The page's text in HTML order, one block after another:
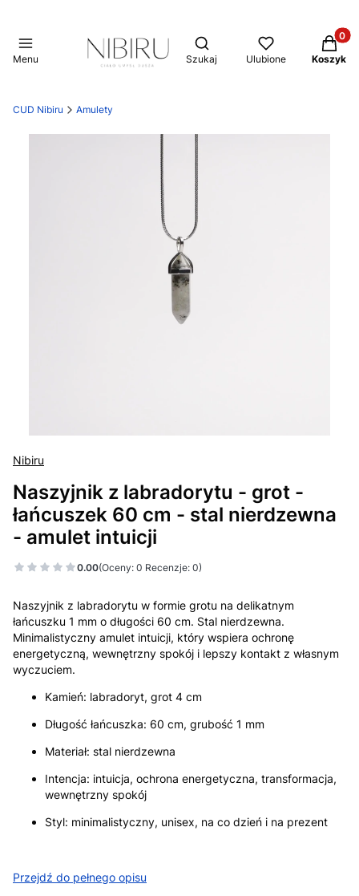
Menu
Otwórz wyszukiwarkę
Szukaj Ulubione Koszyk
CUD Nibiru Amulety
Nibiru
Naszyjnik z labradorytu - grot -
łańcuszek 60 cm - stal nierdzewna
- amulet intuicji
0.00(Oceny: 0 Recenzje: 0)
Naszyjnik z labradorytu w formie grotu na delikatnym
łańcuszku 1 mm o długości 60 cm. Stal nierdzewna.
Minimalistyczny amulet intuicji, który wspiera ochronę
energetyczną, wewnętrzny spokój i lepszy kontakt z własnym
wyczuciem.
Kamień: labradoryt, grot 4 cm
Długość łańcuszka: 60 cm, grubość 1 mm
Materiał: stal nierdzewna
Intencja: intuicja, ochrona energetyczna, transformacja,
wewnętrzny spokój
Styl: minimalistyczny, unisex, na co dzień i na prezent
Przejdź do pełnego opisu